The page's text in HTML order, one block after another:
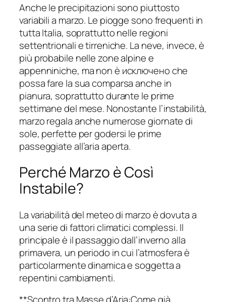
Anche le precipitazioni sono piuttosto
variabili a marzo. Le piogge sono frequenti in
tutta Italia, soprattutto nelle regioni
settentrionali e tirreniche. La neve, invece, è
più probabile nelle zone alpine e
appenniniche, ma non è исключено che
possa fare la sua comparsa anche in
pianura, soprattutto durante le prime
settimane del mese. Nonostante l’instabilità,
marzo regala anche numerose giornate di
sole, perfette per godersi le prime
passeggiate all’aria aperta.
Perché Marzo è Così
Instabile?
La variabilità del meteo di marzo è dovuta a
una serie di fattori climatici complessi. Il
principale è il passaggio dall’inverno alla
primavera, un periodo in cui l’atmosfera è
particolarmente dinamica e soggetta a
repentini cambiamenti.